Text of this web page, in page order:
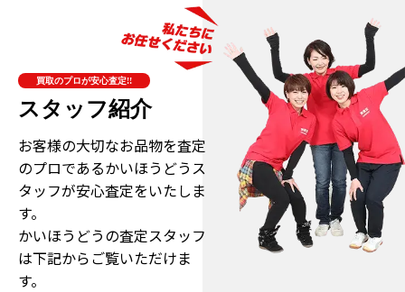
買取のプロが安心査定!!
スタッフ紹介
お客様の大切なお品物を査定
のプロであるかいほうどうス
タッフが安心査定をいたしま
す。
かいほうどうの査定スタッフ
は下記からご覧いただけま
す。